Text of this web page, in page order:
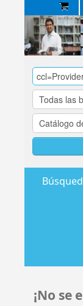
Central
EsSalud
¡No se